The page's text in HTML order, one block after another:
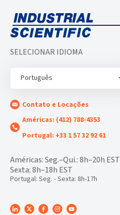
SELECIONAR IDIOMA
Português
Contato e Locações
Américas: (412) 788-4353
Portugal: +33 1 57 32 92 61
Américas: Seg.–Qui.: 8h–20h EST
Sexta: 8h–18h EST
Portugal: Seg. - Sexta: 8h-17h